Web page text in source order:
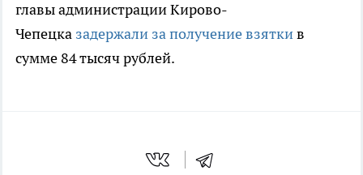
главы администрации Кирово-
Чепецка задержали за получение взяткив
сумме 84 тысяч рублей.